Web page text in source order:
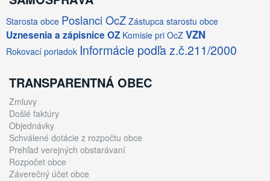
Starosta obce Poslanci OcZ Zástupca starostu obce
Uznesenia a zápisnice OZ Komisie pri OcZ VZN
Rokovací poriadok Informácie podľa z.č.211/2000
TRANSPARENTNÁ OBEC
Zmluvy
Došlé faktúry
Objednávky
Schválené dotácie z rozpočtu obce
Prehľad verejných obstarávaní
Rozpočet obce
Záverečný účet obce